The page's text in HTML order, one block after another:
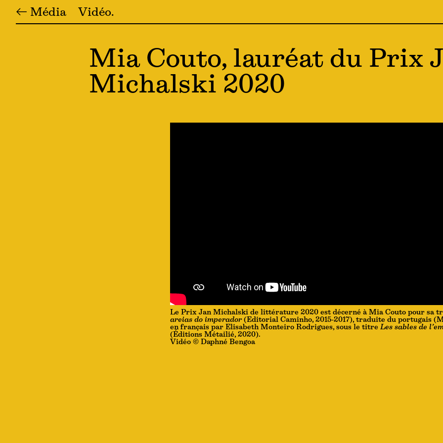
← Média Vidéo
Mia Couto, lauréat du Prix
Michalski 2020
Le Prix Jan Michalski de littérature 2020 est décerné à Mia Couto pour sa
areias do imperador(Editorial Caminho, 2015-2017), traduite du portugais
en français par Elisabeth Monteiro Rodrigues, sous le titre Les sables de
(Éditions Métailié, 2020).
Vidéo © Daphné Bengoa